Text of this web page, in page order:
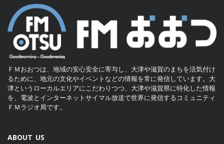
ＦＭおおつは、地域の安心安全に寄与し、大津や滋賀のまちを活気付け
るために、地元の文化やイベントなどの情報を常に発信しています。大
津というローカルエリアにこだわりつつ、大津や滋賀県に特化した情報
を、電波とインターネットサイマル放送で世界に発信するコミュニティ
ＦＭラジオ局です。
ABOUT US